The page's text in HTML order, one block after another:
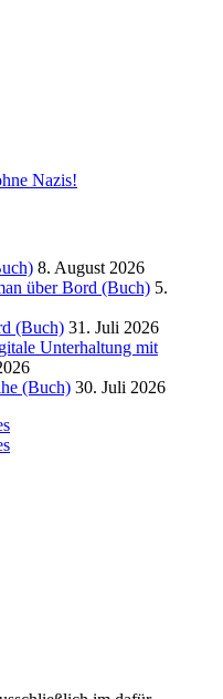
8. August 2026
über Bord (Buch) 5.
(Buch) 31. Juli 2026
Unterhaltung mit
(Buch) 30. Juli 2026